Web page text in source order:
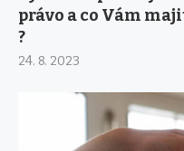
právo a co Vám
?
24. 8. 2023